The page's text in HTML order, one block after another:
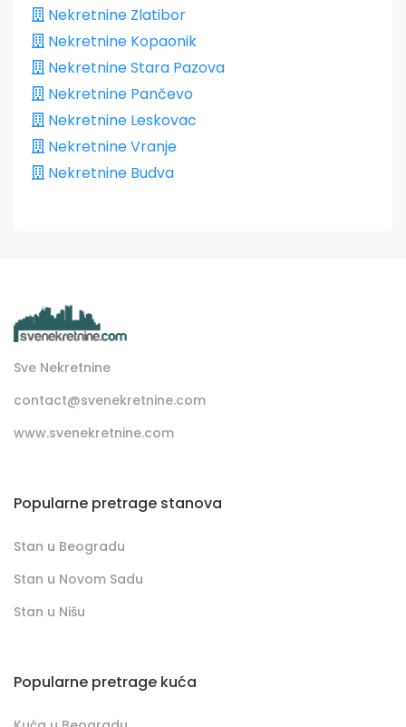
Nekretnine Zlatibor
Nekretnine Kopaonik
Nekretnine Stara Pazova
Nekretnine Pančevo
Nekretnine Leskovac
Nekretnine Vranje
Nekretnine Budva
Sve Nekretnine
contact@svenekretnine.com
www.svenekretnine.com
Popularne pretrage stanova
Stan u Beogradu
Stan u Novom Sadu
Stan u Nišu
Popularne pretrage kuća